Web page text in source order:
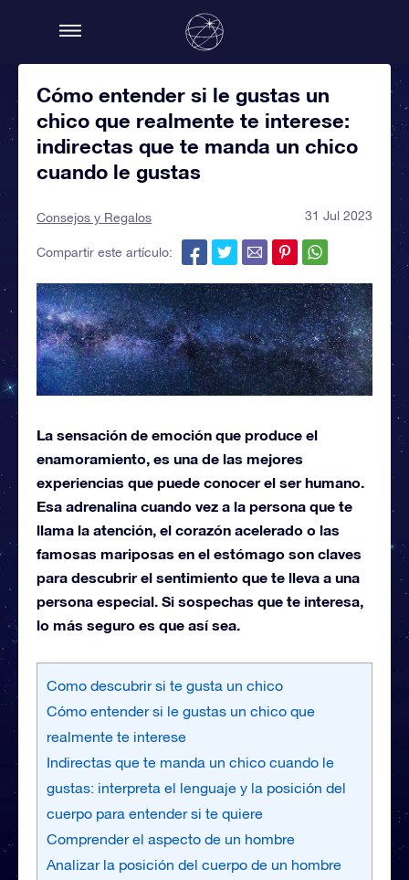
Cómo entender si le gustas un
chico que realmente te interese:
indirectas que te manda un chico
cuando le gustas
Consejos y Regalos 31 Jul 2023
Compartir este artículo:
La sensación de emoción que produce el
enamoramiento, es una de las mejores
experiencias que puede conocer el ser humano.
Esa adrenalina cuando vez a la persona que te
llama la atención, el corazón acelerado o las
famosas mariposas en el estómago son claves
para descubrir el sentimiento que te lleva a una
persona especial. Si sospechas que te interesa,
lo más seguro es que así sea.
Como descubrir si te gusta un chico
Cómo entender si le gustas un chico que
realmente te interese
Indirectas que te manda un chico cuando le
gustas: interpreta el lenguaje y la posición del
cuerpo para entender si te quiere
Comprender el aspecto de un hombre
Analizar la posición del cuerpo de un hombre